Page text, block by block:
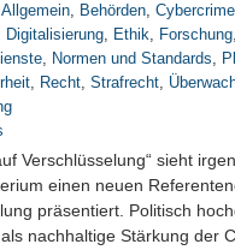
Allgemein, Behörden, Cybercrime
Digitalisierung, Ethik, Forschung,
, Normen und Standards,
, Recht, Strafrecht,
Verschlüsselung“ sieht
einen neuen
präsentiert. Politisch
nachhaltige Stärkung der